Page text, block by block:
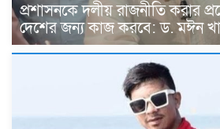
প্রশাসনকে দলীয় রাজনীতি করার
দেশের জন্য কাজ করবে: ড. মঈন